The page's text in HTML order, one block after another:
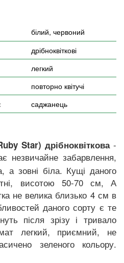
білий, червоний
дрібноквіткові
легкий
повторно квітучі
саджанець
Star) дрібноквіткова-
незвичайне забарвлення,
а зовні біла. Кущі даного
висотою 50-70 см, А
не велика близько 4 см в
даного сорту є те
після зрізу і тривало
легкий, приємний, не
зеленого кольору.